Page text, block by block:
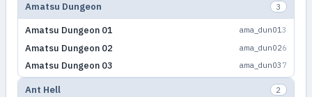
Amatsu Dungeon 3
Amatsu Dungeon 01 ama_dun013
Amatsu Dungeon 02 ama_dun026
Amatsu Dungeon 03 ama_dun03 7
Ant Hell 2